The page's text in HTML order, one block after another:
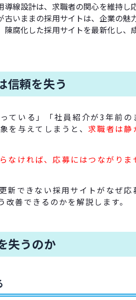
線設計は、求職者の関心を維持し
いままの採用サイトは、企業の魅
陳腐化した採用サイトを最新化し、
信頼を失う
ている」「社員紹介が3年前の
を与えてしまうと、求職者は静
なければ、応募にはつながりま
新できない採用サイトがなぜ応
善できるのかを解説します。
失うのか